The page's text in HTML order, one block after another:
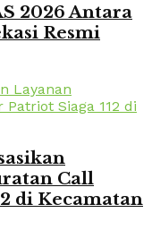
2026 Antara
Resmi
Call
di Kecamatan